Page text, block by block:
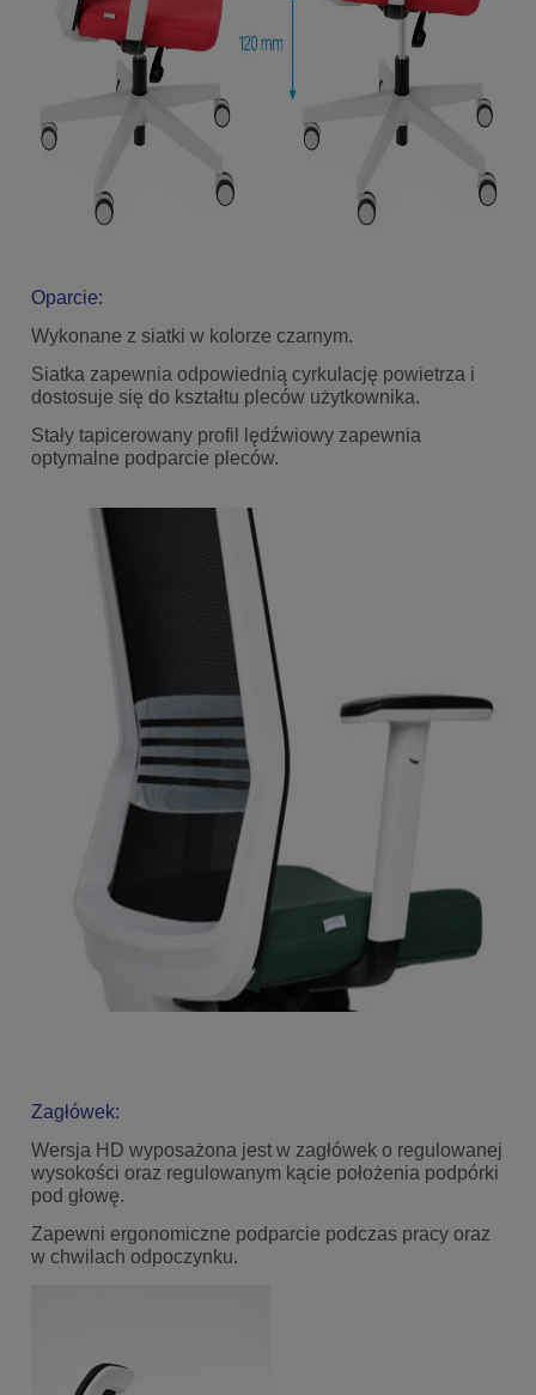
Oparcie:
Wykonane z siatki w kolorze czarnym.
Siatka zapewnia odpowiednią cyrkulację powietrza i
dostosuje się do kształtu pleców użytkownika.
Stały tapicerowany profil lędźwiowy zapewnia
optymalne podparcie pleców.
Zagłówek:
Wersja HD wyposażona jest w zagłówek o regulowanej
wysokości oraz regulowanym kącie położenia podpórki
pod głowę.
Zapewni ergonomiczne podparcie podczas pracy oraz
w chwilach odpoczynku.